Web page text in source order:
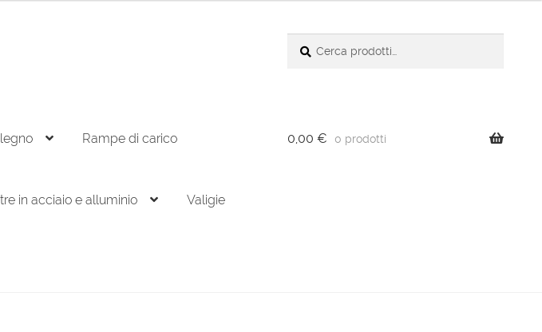
Rampe di carico
in acciaio e alluminio Valigie
0,00 € 0 prodotti